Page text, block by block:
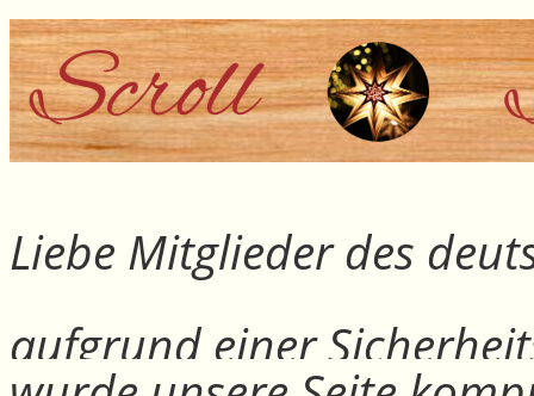
Liebe Mitglieder des
aufgrund einer